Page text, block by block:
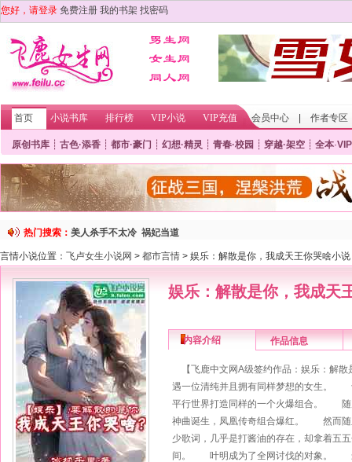
您好，请登录 免费注册 我的书架 找密码
首页 小说书库 排行榜 VIP小说 VIP充值 会员中心 作者专区
原创书库 ┊ 古色·添香 ┊ 都市·豪门 ┊ 幻想·精灵 ┊ 青春·校园 ┊ 穿越·架空 ┊ 全本·VIP
热门搜索： 美人杀手不太冷 祸妃当道
言情小说位置： 飞卢女生小说网 > 都市言情 > 娱乐：解散是你，我成天王你哭啥小说
娱乐：解散是你，我成天
内容介绍 作品信息
【飞鹿中文网A级签约作品：娱乐：
遇一位清纯并且拥有同样梦想的女生
平行世界打造同样的一个火爆组合。 随
神曲诞生，凤凰传奇组合爆红。 然而
少歌词，几乎是打酱油的存在，却拿着
间。 叶明成为了全网讨伐的对象。 最